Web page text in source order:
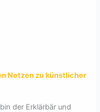
Netzen zu künstlicher
der Erklärbär und